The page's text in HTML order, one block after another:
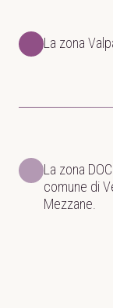
La zona
La zona
comune di
Mezzane.